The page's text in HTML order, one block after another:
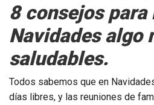
8 consejos para
Navidades algo
saludables.
Todos sabemos que en
días libres, y las reuniones de